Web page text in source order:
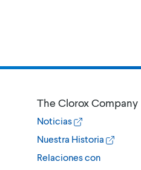
The Clorox Company
Noticias
Nuestra Historia
Relaciones con